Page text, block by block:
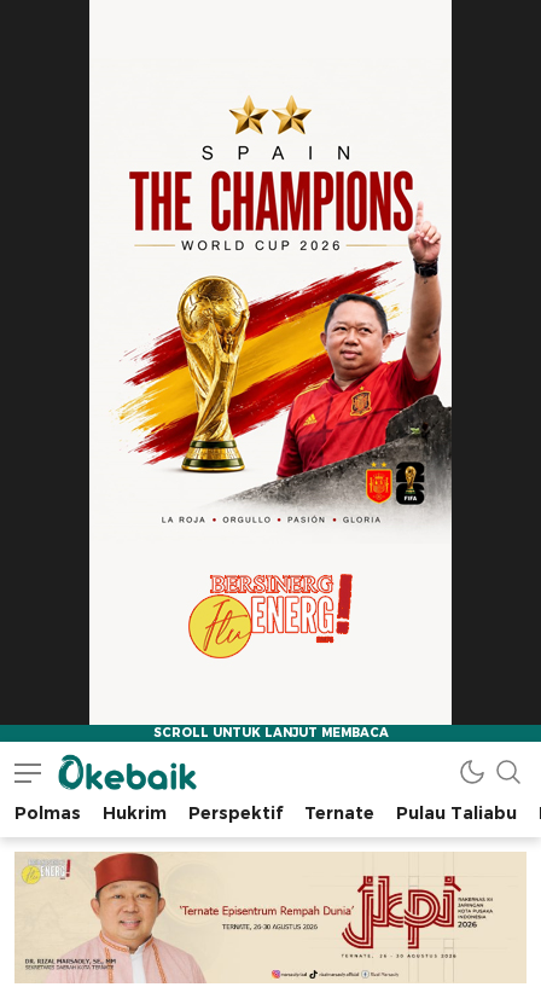
Okebaik.id
Baiknya Dibaca
Polmas Hukrim Perspektif Ternate Pulau Taliabu